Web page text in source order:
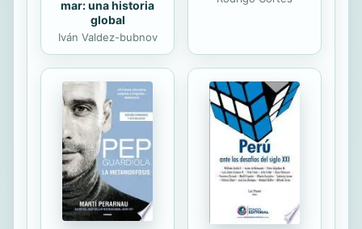
mar: una historia
global
Iván Valdez-bubnov